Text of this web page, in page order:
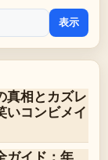
表示
真相とカズレ
いコンビメイ